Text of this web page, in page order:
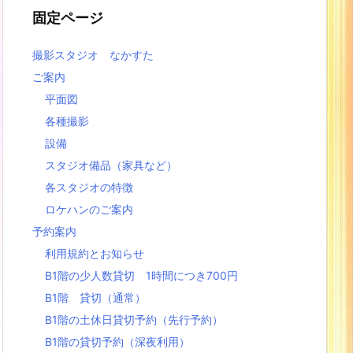
固定ページ
撮影スタジオ なかすた
ご案内
平面図
各種撮影
設備
スタジオ備品（家具など）
各スタジオの特徴
ロケハンのご案内
予約案内
利用規約とお知らせ
B1階の少人数貸切 1時間につき700円
B1階 貸切（通常）
B1階の土休日貸切予約（先行予約）
B1階の貸切予約（深夜利用）